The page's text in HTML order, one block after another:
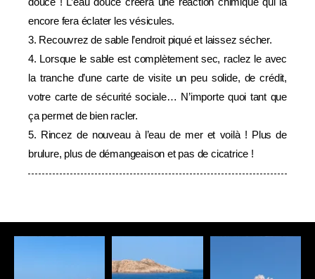
encore fera éclater les vésicules.
3. Recouvrez de sable l’endroit piqué et laissez sécher.
4. Lorsque le sable est complètement sec, raclez le avec
la tranche d’une carte de visite un peu solide, de crédit,
votre carte de sécurité sociale… N’importe quoi tant que
ça permet de bien racler.
5. Rincez de nouveau à l’eau de mer et voilà ! Plus de
brulure, plus de démangeaison et pas de cicatrice !